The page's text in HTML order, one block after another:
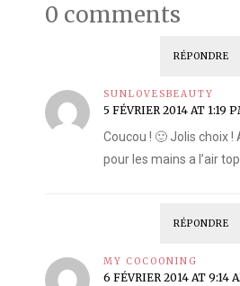
0 comments
RÉPONDRE
SUNLOVESBEAUTY
5 FÉVRIER 2014 AT 1:19
Coucou ! 🙂 Jolis choix !
pour les mains a l’air
RÉPONDRE
MY COCOONING
6 FÉVRIER 2014 AT 9:14